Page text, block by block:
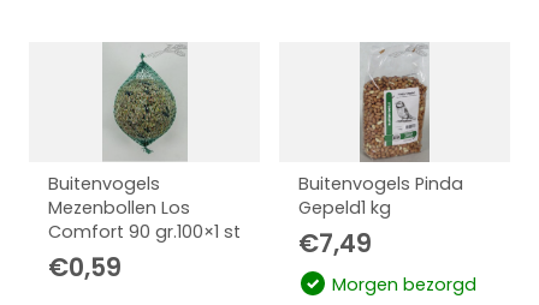
Buitenvogels
Mezenbollen Los
Comfort 90 gr.100×1 st
€0,59
Buitenvogels Pinda
Gepeld1 kg
€7,49
Morgen bezorgd